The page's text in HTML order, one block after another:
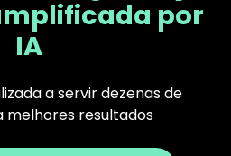
por
IA
a servir dezenas de
melhores resultados